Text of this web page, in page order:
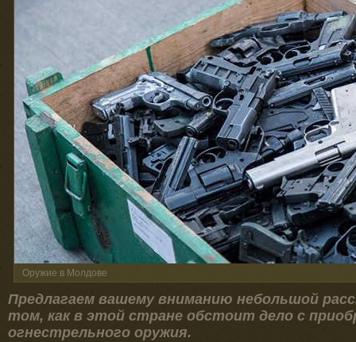
Оружие в Молдове
Предлагаем вашему вниманию небольшой
том, как в этой стране обстоит дело с
огнестрельного оружия.